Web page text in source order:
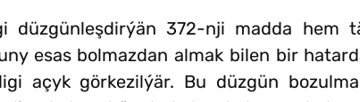
düzgünleşdirýän 372-nji madda hem
esas bolmazdan almak bilen bir
açyk görkezilýär. Bu düzgün